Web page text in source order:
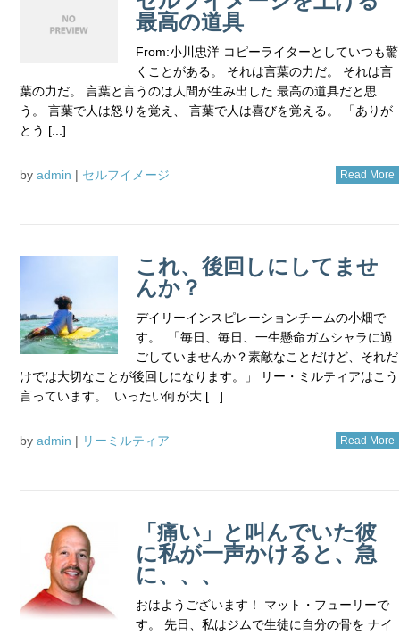
最高の道具
From:小川忠洋 コピーライターとしていつも驚
くことがある。 それは言葉の力だ。 それは言
葉の力だ。 言葉と言うのは人間が生み出した 最高の道具だと思
う。 言葉で人は怒りを覚え、 言葉で人は喜びを覚える。 「ありが
とう [...]
by admin | セルフイメージ Read More
これ、後回しにしてませ
んか？
デイリーインスピレーションチームの小畑で
す。 「毎日、毎日、一生懸命ガムシャラに過
ごしていませんか？素敵なことだけど、それだ
けでは大切なことが後回しになります。」 リー・ミルティアはこう
言っています。 いったい何が大 [...]
by admin | リーミルティア Read More
「痛い」と叫んでいた彼
に私が一声かけると、急
に、、、
おはようございます！ マット・フューリーで
す。 先日、私はジムで生徒に自分の骨を ナイ